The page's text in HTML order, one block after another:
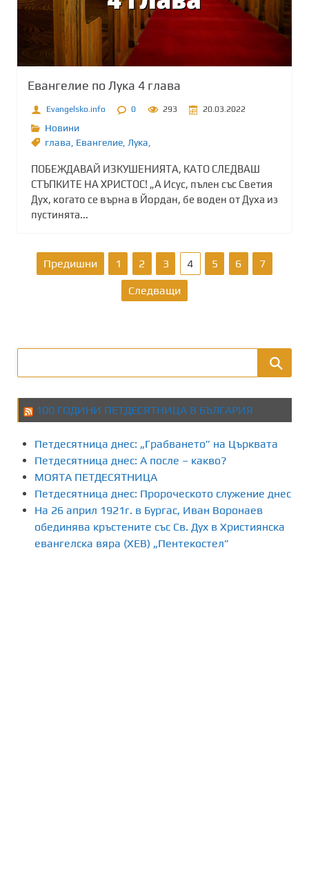
Евангелие по Лука 4 глава
Evangelsko.info 0 293 20.03.2022
Новини
глава Евангелие Лука,
ПОБЕЖДАВАЙ ИЗКУШЕНИЯТА, КАТО СЛЕДВАШ
СТЪПКИТЕ НА ХРИСТОС! „А Исус, пълен със Светия
Дух, когато се върна в Йордан, бе воден от Духа из
пустинята...
д
е
л
н
е
н
Предишни 1 2 3 4 5 6 7
Следващи
100 ГОДИНИ ПЕТДЕСЯТНИЦА В БЪЛГАРИЯ
Петдесятница днес: „Грабването” на Църквата
Петдесятница днес: А после – какво?
МОЯТА ПЕТДЕСЯТНИЦА
Петдесятница днес: Пророческото служение днес
На 26 април 1921г. в Бургас, Иван Воронаев
обединява кръстените със Св. Дух в Християнска
евангелска вяра (ХЕВ) „Пентекостел”